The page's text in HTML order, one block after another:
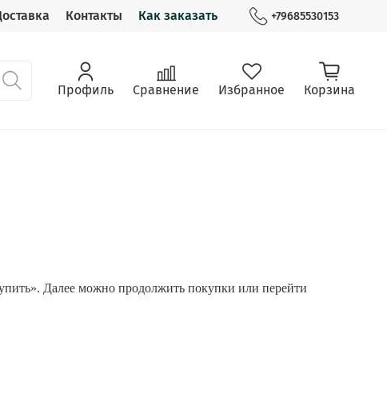
Контакты Как заказать +79685530153
Профиль Сравнение Избранное Корзина
Далее можно продолжить покупки или перейти